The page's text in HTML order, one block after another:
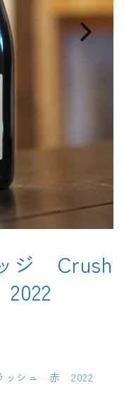
ジ Crush
ッシュ 赤 2022